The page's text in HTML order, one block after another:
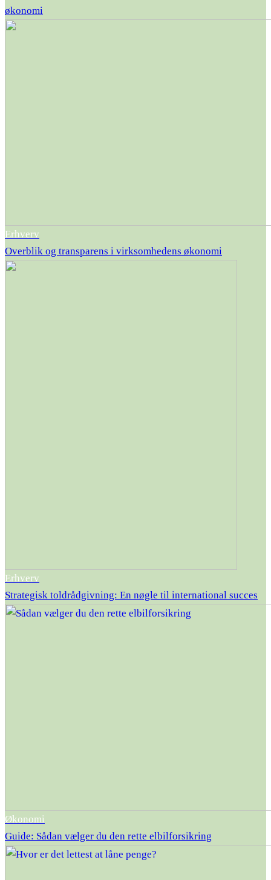
økonomi
Erhverv
Overblik og transparens i virksomhedens økonomi
Erhverv
Strategisk toldrådgivning: En nøgle til international succes
Økonomi
Guide: Sådan vælger du den rette elbilforsikring